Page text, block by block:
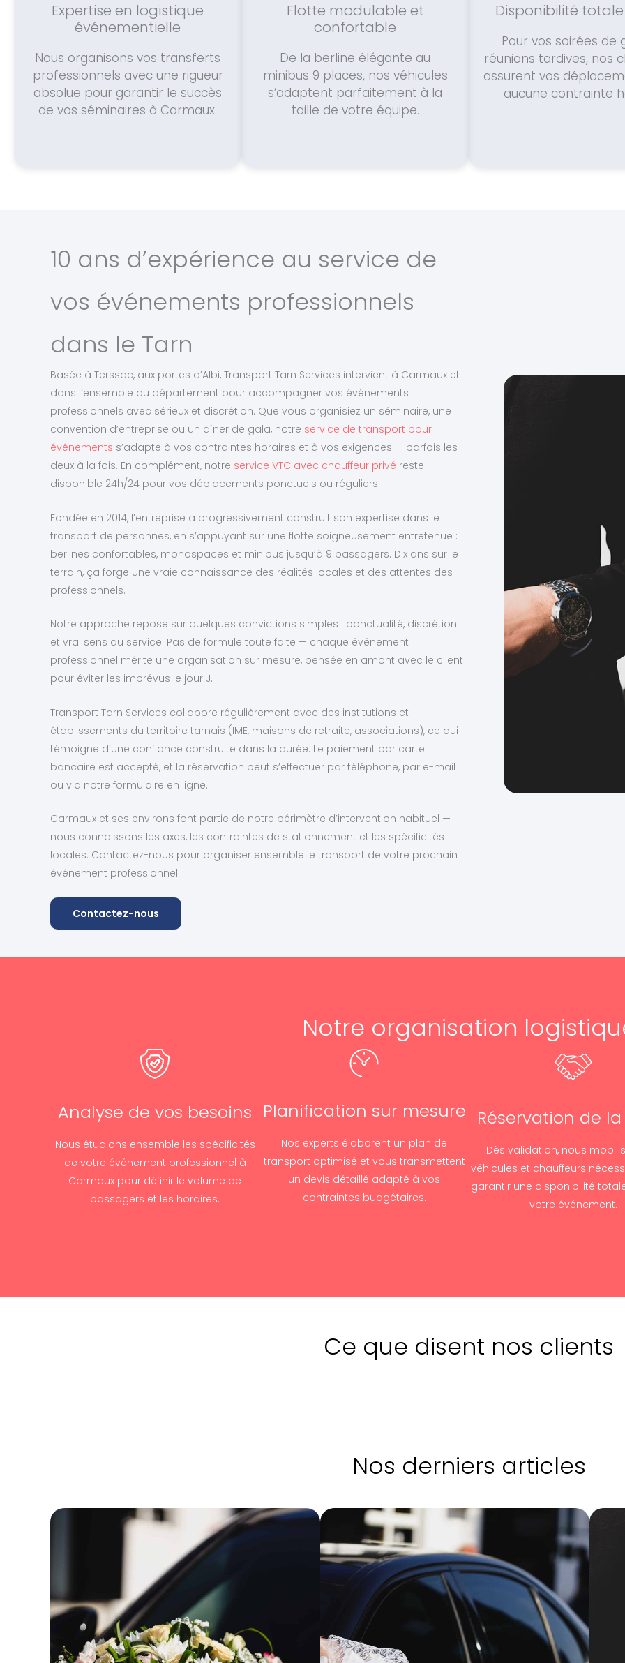
Expertise en logistique
événementielle
Nous organisons vos transferts
professionnels avec une rigueur
absolue pour garantir le succès
de vos séminaires à Carmaux.
Flotte modulable et
confortable
De la berline élégante au
minibus 9 places, nos véhicules
s’adaptent parfaitement à la
taille de votre équipe.
Disponibilité
Pour vos soirées de
réunions tardives, nos
assurent vos
aucune contrainte
10 ans d’expérience au service de
vos événements professionnels
dans le Tarn
Basée à Terssac, aux portes d’Albi, Transport Tarn Services intervient à Carmaux et
dans l’ensemble du département pour accompagner vos événements
professionnels avec sérieux et discrétion. Que vous organisiez un séminaire, une
convention d’entreprise ou un dîner de gala, notre service de transport pour
événements s’adapte à vos contraintes horaires et à vos exigences — parfois les
deux à la fois. En complément, notre service VTC avec chauffeur privé reste
disponible 24h/24 pour vos déplacements ponctuels ou réguliers.
Fondée en 2014, l’entreprise a progressivement construit son expertise dans le
transport de personnes, en s’appuyant sur une flotte soigneusement entretenue :
berlines confortables, monospaces et minibus jusqu’à 9 passagers. Dix ans sur le
terrain, ça forge une vraie connaissance des réalités locales et des attentes des
professionnels.
Notre approche repose sur quelques convictions simples : ponctualité, discrétion
et vrai sens du service. Pas de formule toute faite — chaque événement
professionnel mérite une organisation sur mesure, pensée en amont avec le client
pour éviter les imprévus le jour J.
Transport Tarn Services collabore régulièrement avec des institutions et
établissements du territoire tarnais (IME, maisons de retraite, associations), ce qui
témoigne d’une confiance construite dans la durée. Le paiement par carte
bancaire est accepté, et la réservation peut s’effectuer par téléphone, par e-mail
ou via notre formulaire en ligne.
Carmaux et ses environs font partie de notre périmètre d’intervention habituel —
nous connaissons les axes, les contraintes de stationnement et les spécificités
locales. Contactez-nous pour organiser ensemble le transport de votre prochain
événement professionnel.
Contactez-nous
Notre organisation
Analyse de vos besoins
Nous étudions ensemble les spécificités
de votre événement professionnel à
Carmaux pour définir le volume de
passagers et les horaires.
Planification sur mesure
Nos experts élaborent un plan de
transport optimisé et vous transmettent
un devis détaillé adapté à vos
contraintes budgétaires.
Réservation de
Dès validation, nous
véhicules et chauffeurs
garantir une disponibilité
votre événement.
Ce que disent nos clients
Nos derniers articles